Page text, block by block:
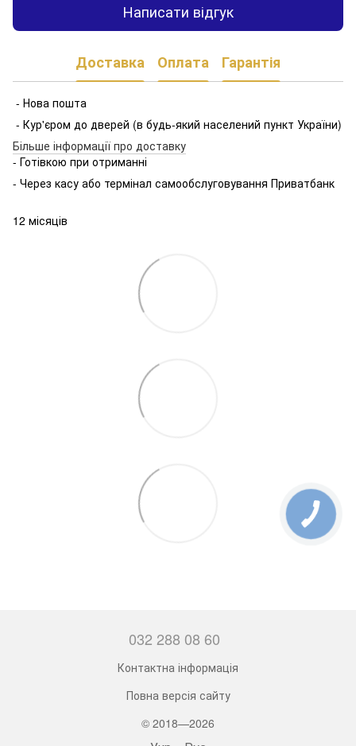
Написати відгук
Доставка Оплата Гарантія
- Нова пошта
- Кур'єром до дверей (в будь-який населений пункт України)
Більше інформації про доставку
- Готівкою при отриманні
- Через касу або термінал самообслуговування Приватбанк
12 місяців
032 288 08 60
Контактна інформація
Повна версія сайту
© 2018—2026